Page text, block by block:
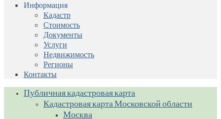
Информация
Кадастр
Стоимость
Документы
Услуги
Недвижимость
Регионы
Контакты
Публичная кадастровая карта
Кадастровая карта Московской области
Москва